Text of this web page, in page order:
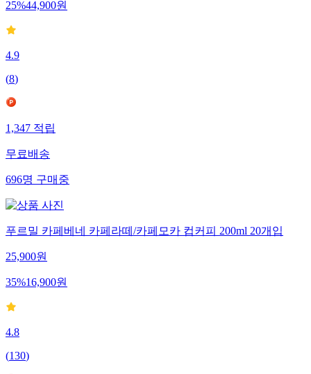
25%44,900원
4.9
(8)
1,347적립
무료배송
696명구매중
푸르밀 카페베네 카페라떼/카페모카 컵커피 200ml 20개입
25,900원
35%16,900원
4.8
(130)